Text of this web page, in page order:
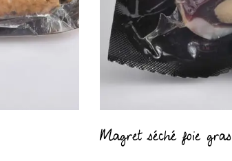
Magret séché foie gras